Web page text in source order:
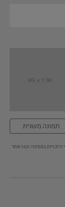
תמונה משנית
בתמונה ושהאתר